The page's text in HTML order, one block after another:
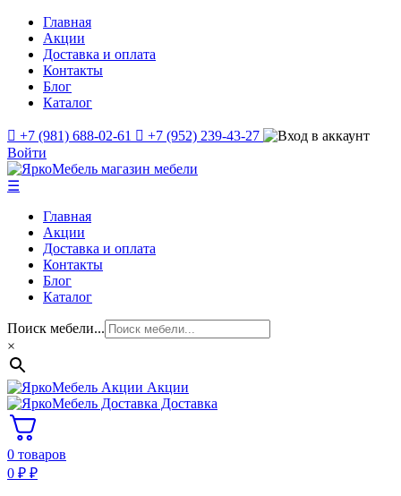
Главная
Акции
Доставка и оплата
Контакты
Блог
Каталог
+7 (981) 688-02-61
+7 (952) 239-43-27
Войти
☰
Главная
Акции
Доставка и оплата
Контакты
Блог
Каталог
Поиск мебели...
×
Акции
Доставка
0 товаров
0 ₽ ₽